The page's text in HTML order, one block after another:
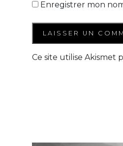
Enregistrer mon
Ce site utilise Akismet